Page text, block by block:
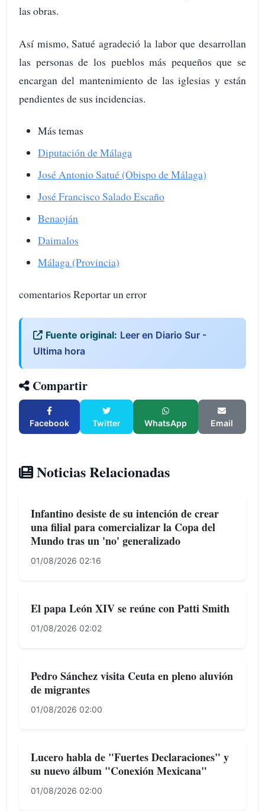
las obras.
Así mismo, Satué agradeció la labor que desarrollan
las personas de los pueblos más pequeños que se
encargan del mantenimiento de las iglesias y están
pendientes de sus incidencias.
Más temas
Diputación de Málaga
José Antonio Satué (Obispo de Málaga)
José Francisco Salado Escaño
Benaoján
Daimalos
Málaga (Provincia)
comentarios Reportar un error
Fuente original: Leer en Diario Sur -
Ultima hora
Compartir
Facebook Twitter WhatsApp Email
Noticias Relacionadas
Infantino desiste de su intención de crear
una filial para comercializar la Copa del
Mundo tras un 'no' generalizado
01/08/2026 02:16
El papa León XIV se reúne con Patti Smith
01/08/2026 02:02
Pedro Sánchez visita Ceuta en pleno aluvión
de migrantes
01/08/2026 02:00
Lucero habla de "Fuertes Declaraciones" y
su nuevo álbum "Conexión Mexicana"
01/08/2026 02:00